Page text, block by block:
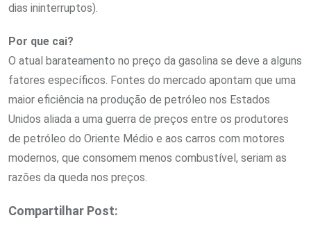
dias ininterruptos).
Por que cai?
O atual barateamento no preço da gasolina se deve a alguns
fatores específicos. Fontes do mercado apontam que uma
maior eficiência na produção de petróleo nos Estados
Unidos aliada a uma guerra de preços entre os produtores
de petróleo do Oriente Médio e aos carros com motores
modernos, que consomem menos combustível, seriam as
razões da queda nos preços.
Compartilhar Post: